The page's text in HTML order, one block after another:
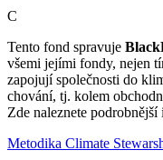
C
Tento fond spravuje
všemi jejími fondy, nejen
zapojují společnosti do
chování, tj. kolem
Zde naleznete podrobnější
Metodika Climate